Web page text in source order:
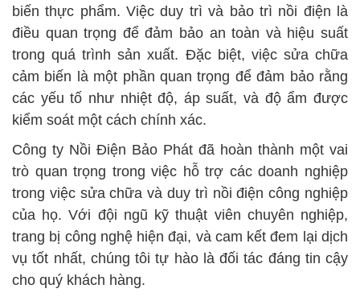
biến thực phẩm. Việc duy trì và bảo trì nồi điện là
điều quan trọng để đảm bảo an toàn và hiệu suất
trong quá trình sản xuất. Đặc biệt, việc sửa chữa
cảm biến là một phần quan trọng để đảm bảo rằng
các yếu tố như nhiệt độ, áp suất, và độ ẩm được
kiểm soát một cách chính xác.
Công ty Nồi Điện Bảo Phát đã hoàn thành một vai
trò quan trọng trong việc hỗ trợ các doanh nghiệp
trong việc sửa chữa và duy trì nồi điện công nghiệp
của họ. Với đội ngũ kỹ thuật viên chuyên nghiệp,
trang bị công nghệ hiện đại, và cam kết đem lại dịch
vụ tốt nhất, chúng tôi tự hào là đối tác đáng tin cậy
cho quý khách hàng.